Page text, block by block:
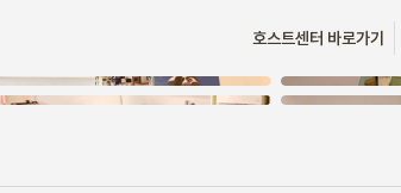
호스트센터 바로가기